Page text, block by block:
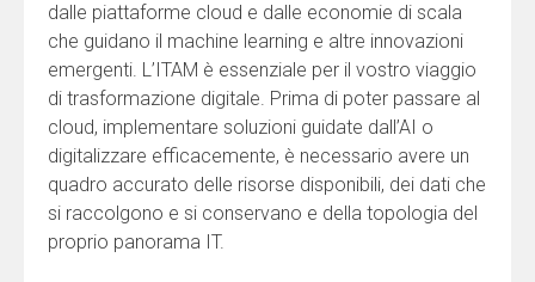
dalle piattaforme cloud e dalle economie di scala
che guidano il machine learning e altre innovazioni
emergenti. L’ITAM è essenziale per il vostro viaggio
di trasformazione digitale. Prima di poter passare al
cloud, implementare soluzioni guidate dall’AI o
digitalizzare efficacemente, è necessario avere un
quadro accurato delle risorse disponibili, dei dati che
si raccolgono e si conservano e della topologia del
proprio panorama IT.